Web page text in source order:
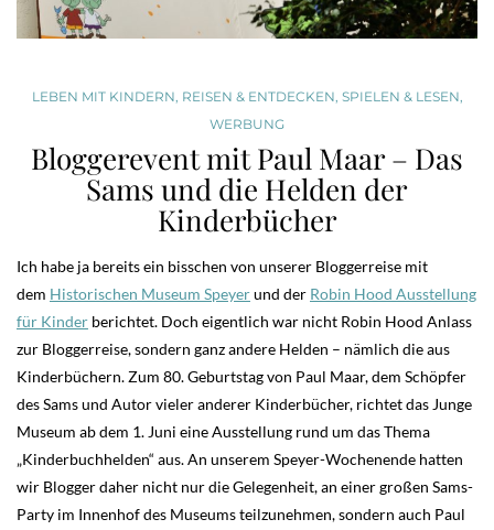
LEBEN MIT KINDERN REISEN & ENTDECKEN SPIELEN & LESEN
WERBUNG
Bloggerevent mit Paul Maar – Das
Sams und die Helden der
Kinderbücher
Ich habe ja bereits ein bisschen von unserer Bloggerreise mit
dem Historischen Museum Speyerund der Robin Hood Ausstellung
für Kinder berichtet. Doch eigentlich war nicht Robin Hood Anlass
zur Bloggerreise, sondern ganz andere Helden – nämlich die aus
Kinderbüchern. Zum 80. Geburtstag von Paul Maar, dem Schöpfer
des Sams und Autor vieler anderer Kinderbücher, richtet das Junge
Museum ab dem 1. Juni eine Ausstellung rund um das Thema
„Kinderbuchhelden“ aus. An unserem Speyer-Wochenende hatten
wir Blogger daher nicht nur die Gelegenheit, an einer großen Sams-
Party im Innenhof des Museums teilzunehmen, sondern auch Paul